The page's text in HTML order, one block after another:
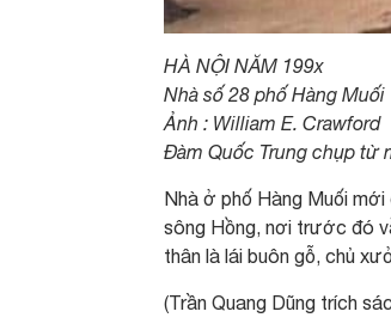
HÀ NỘI NĂM 199x
Nhà số 28 phố Hàng Muối
Ảnh : William E. Crawford
Đàm Quốc Trung chụp từ
Nhà ở phố Hàng Muối
sông Hồng, nơi trước đó
thân là lái buôn gỗ, chủ
(Trần Quang Dũng trích